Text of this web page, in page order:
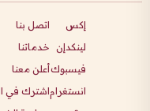
إكس
لينكدإن
فيسبوك
انستغرام
اتصل بنا
خدماتنا
أعلن معنا
اشترك في